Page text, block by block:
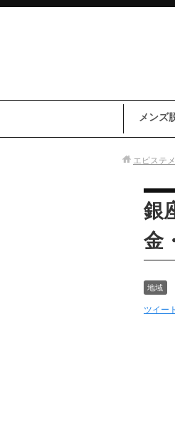
メンズ
エピステ
銀
金
地域
ツイート